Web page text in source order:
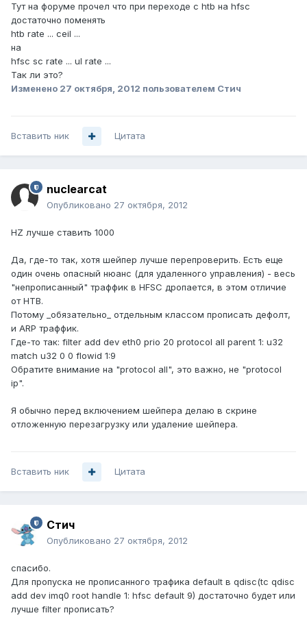
Тут на форуме прочел что при переходе с htb на hfsc
достаточно поменять
htb rate ... ceil ...
на
hfsc sc rate ... ul rate ...
Так ли это?
Изменено 27 октября, 2012 пользователем Стич
Вставить ник Цитата
nuclearcat
Опубликовано 27 октября, 2012
HZ лучше ставить 1000
Да, где-то так, хотя шейпер лучше перепроверить. Есть еще
один очень опасный нюанс (для удаленного управления) - весь
"непрописанный" траффик в HFSC дропается, в этом отличие
от HTB.
Потому _обязательно_ отдельным классом прописать дефолт,
и ARP траффик.
Где-то так: filter add dev eth0 prio 20 protocol all parent 1: u32
match u32 0 0 flowid 1:9
Обратите внимание на "protocol all", это важно, не "protocol
ip".
Я обычно перед включением шейпера делаю в скрине
отложенную перезагрузку или удаление шейпера.
Вставить ник Цитата
Стич
Опубликовано 27 октября, 2012
спасибо.
Для пропуска не прописанного трафика default в qdisc(tc qdisc
add dev imq0 root handle 1: hfsc default 9) достаточно будет или
лучше filter прописать?